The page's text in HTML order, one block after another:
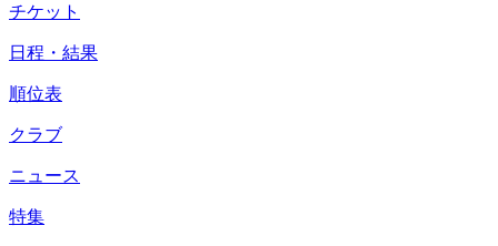
チケット
日程・結果
順位表
クラブ
ニュース
特集